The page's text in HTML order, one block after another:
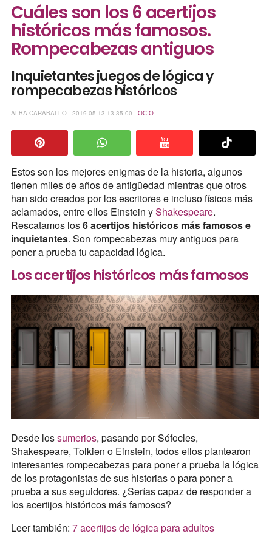
Cuáles son los 6 acertijos
históricos más famosos.
Rompecabezas antiguos
Inquietantes juegos de lógica y
rompecabezas históricos
ALBA CARABALLO - 2019-05-13 13:35:00 - OCIO
Estos son los mejores enigmas de la historia, algunos
tienen miles de años de antigüedad mientras que otros
han sido creados por los escritores e incluso físicos más
aclamados, entre ellos Einstein yShakespeare.
Rescatamos los6 acertijos históricos más famosos e
inquietantes. Son rompecabezas muy antiguos para
poner a prueba tu capacidad lógica.
Los acertijos históricos más famosos
Desde lossumerios, pasando por Sófocles,
Shakespeare, Tolkien o Einstein, todos ellos plantearon
interesantes rompecabezas para poner a prueba la lógica
de los protagonistas de sus historias o para poner a
prueba a sus seguidores. ¿Serías capaz de responder a
los acertijos históricos más famosos?
Leer también: 7 acertijos de lógica para adultos